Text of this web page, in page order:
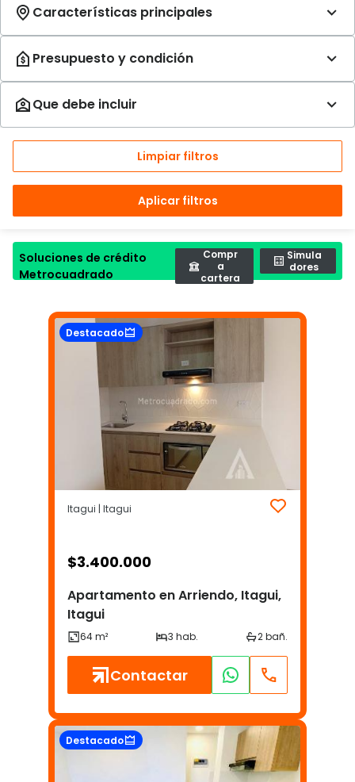
Limpiar filtros
Aplicar filtros
Soluciones de crédito
Metrocuadrado
Compr
a
cartera
Simula
dores
Destacado
Itagui | Itagui
$3.400.000
Apartamento en Arriendo, Itagui,
Itagui
Contactar
Destacado